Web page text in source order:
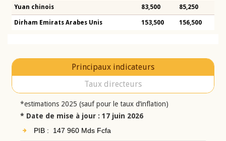
Yuan chinois 83,500 85,250
Dirham Emirats Arabes Unis 153,500 156,500
Principaux indicateurs
Taux directeurs
*estimations 2025 (sauf pour le taux d’inflation)
* Date de mise à jour : 17 juin 2026
PIB : 147 960 Mds Fcfa